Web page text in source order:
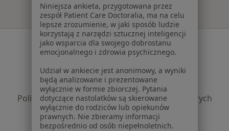
Serwis
Polityka prywatności pacjentów
Polityka prywatności profesjonalistów
Polityka prywatności dla profesjonalistów, których
dane pozyskaliśmy samodzielnie
Polityka cookies
Niniejsza ankieta, przygotowana przez
zespół Patient Care Doctoralia, ma na celu
lepsze zrozumienie, w jaki sposób ludzie
korzystają z narzędzi sztucznej inteligencji
jako wsparcia dla swojego dobrostanu
emocjonalnego i zdrowia psychicznego.
Udział w ankiecie jest anonimowy, a wyniki
będą analizowane i prezentowane
wyłącznie w formie zbiorczej. Pytania
dotyczące nastolatków są skierowane
wyłącznie do rodziców lub opiekunów
prawnych. Nie zbieramy informacji
bezpośrednio od osób niepełnoletnich.